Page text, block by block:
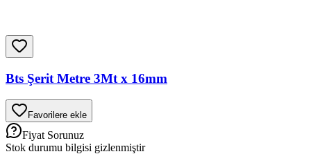
Bts Şerit Metre 3Mt x 16mm
Favorilere ekle
Fiyat Sorunuz
Stok durumu bilgisi gizlenmiştir